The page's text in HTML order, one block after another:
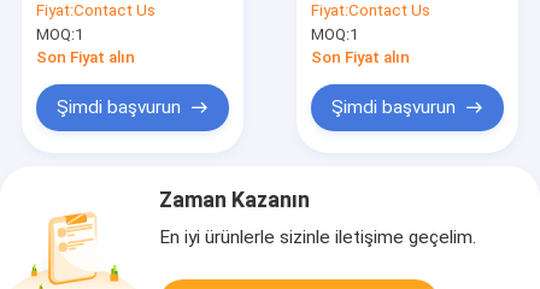
Karıştırıcı Losyon
Merhem Karıştırma
Makinesi
Fiyat:Contact Us
MOQ:1
Son Fiyat alın
Şimdi başvurun
Karıştırıcı Losyon
Emülgatör Makinesi
Fiyat:Contact Us
MOQ:1
Son Fiyat alın
Şimdi başvurun
Zaman Kazanın
En iyi ürünlerle sizinle iletişime geçelim.